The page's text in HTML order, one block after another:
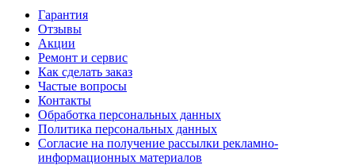
Гарантия
Отзывы
Акции
Ремонт и сервис
Как сделать заказ
Частые вопросы
Контакты
Обработка персональных данных
Политика персональных данных
Согласие на получение рассылки рекламно-
информационных материалов